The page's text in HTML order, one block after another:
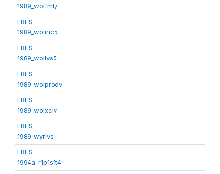
1989_wolfmly
ERHS
1989_wolinc5
ERHS
1989_wollvs5
ERHS
1989_wolprodv
ERHS
1989_wolxcly
ERHS
1989_wyrlvs
ERHS
1994a_r1p1s1t4